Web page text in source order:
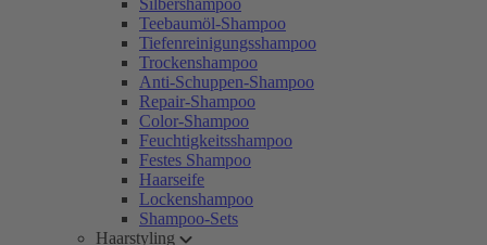
Silbershampoo
Teebaumöl-Shampoo
Tiefenreinigungsshampoo
Trockenshampoo
Anti-Schuppen-Shampoo
Repair-Shampoo
Color-Shampoo
Feuchtigkeitsshampoo
Festes Shampoo
Haarseife
Lockenshampoo
Shampoo-Sets
Haarstyling